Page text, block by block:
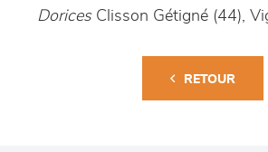
DoricesClisson Gétigné (44),
RETOUR